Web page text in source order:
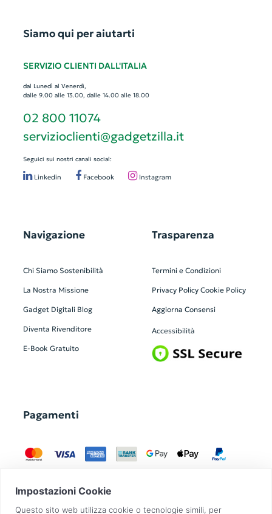
Siamo qui per aiutarti
SERVIZIO CLIENTI DALL'ITALIA
dal Lunedì al Venerdì,
dalle 9.00 alle 13.00, dalle 14.00 alle 18.00
02 800 11074
servizioclienti@gadgetzilla.it
Seguici sui nostri canali social:
Linkedin Facebook Instagram
Navigazione
Chi Siamo Sostenibilità
La Nostra Missione
Gadget Digitali Blog
Diventa Rivenditore
E-Book Gratuito
Trasparenza
Termini e Condizioni
Privacy Policy Cookie Policy
Aggiorna Consensi
Accessibilità
Pagamenti